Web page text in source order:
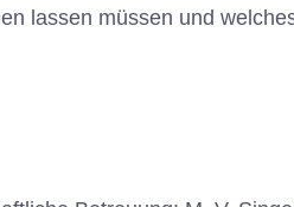
lassen müssen und